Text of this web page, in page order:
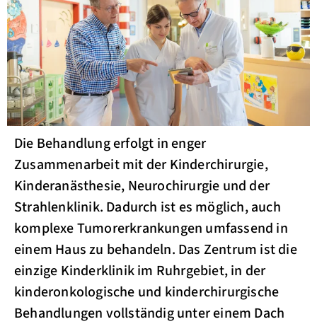
Die Behandlung erfolgt in enger
Zusammenarbeit mit der Kinderchirurgie,
Kinderanästhesie, Neurochirurgie und der
Strahlenklinik. Dadurch ist es möglich, auch
komplexe Tumorerkrankungen umfassend in
einem Haus zu behandeln. Das Zentrum ist die
einzige Kinderklinik im Ruhrgebiet, in der
kinderonkologische und kinderchirurgische
Behandlungen vollständig unter einem Dach